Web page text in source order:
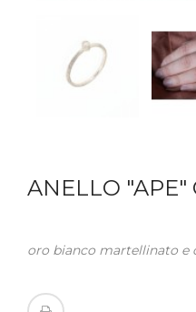
ANELLO "APE"
oro bianco martellinato e